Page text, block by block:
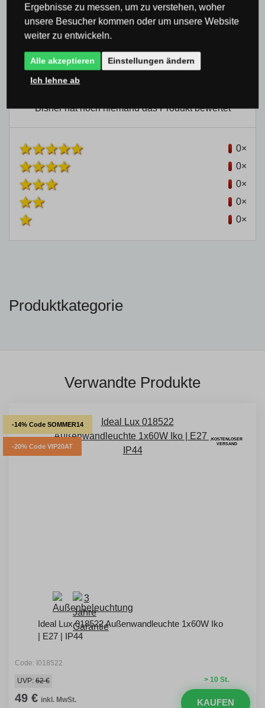
Gesamtwertung
Bisher hat noch niemand das Produkt bewertet
0×
0×
0×
0×
0×
Produktkategorie
Verwandte Produkte
-14% Code SOMMER14
-20% Code VIP20AT
KOSTENLOSER
VERSAND
Ideal Lux 018522 Außenwandleuchte 1x60W Iko
| E27 | IP44
Code: I018522
> 10 St.
UVP: 62 €
49 € inkl. MwSt. KAUFEN
Ergebnisse zu messen, um zu verstehen, woher
unsere Besucher kommen oder um unsere Website
weiter zu entwickeln.
Alle akzeptieren Einstellungen ändern
Ich lehne ab